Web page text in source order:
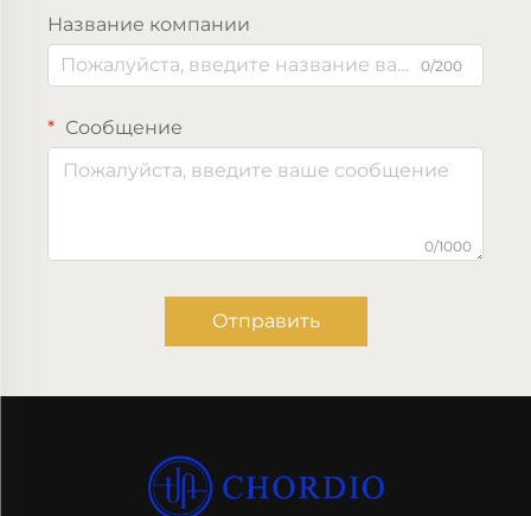
Название компании
0/200
Сообщение
0/1000
Отправить